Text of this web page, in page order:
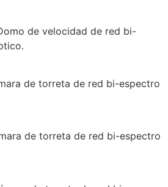
de velocidad de red bi-
de torreta de red bi-espectro
de torreta de red bi-espectro